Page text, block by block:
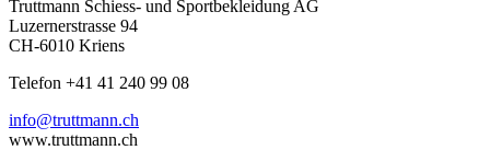
Truttmann Schiess- und Sportbekleidung AG
Luzernerstrasse 94
CH-6010 Kriens
Telefon +41 41 240 99 08
hc.nnamtturt@ofni
www.truttmann.ch